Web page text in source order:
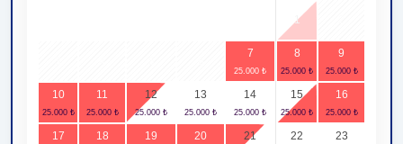
1
7 8 9
10 11 12 13 14 15 16
17 18 19 20 21 22 23